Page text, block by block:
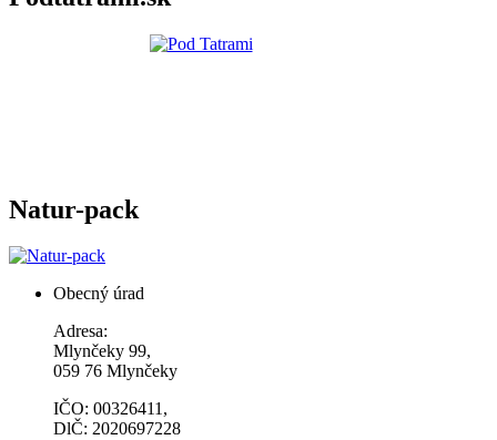
Natur-pack
Obecný úrad
Adresa:
Mlynčeky 99,
059 76 Mlynčeky
IČO: 00326411,
DlČ: 2020697228